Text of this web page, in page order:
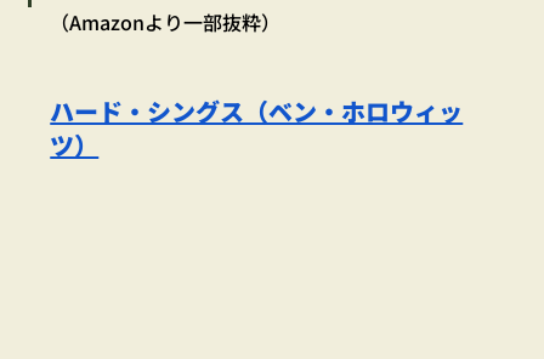
（Amazonより一部抜粋）
ハード・シングス（ベン・ホロウィッ
ツ）